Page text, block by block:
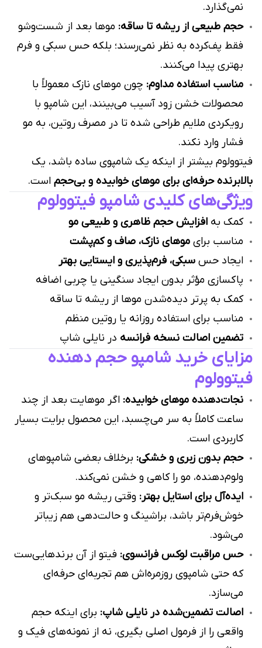
نمی‌گذارد.
حجم طبیعی از ریشه تا ساقه: موها بعد از شست‌وشو
فقط پف‌کرده به نظر نمی‌رسند؛ بلکه حس سبکی و فرم
بهتری پیدا می‌کنند.
مناسب استفاده مداوم: چون موهای نازک معمولاً با
محصولات خشن زود آسیب می‌بینند، این شامپو با
رویکردی ملایم طراحی شده تا در مصرف روتین، به مو
فشار وارد نکند.
فیتوولوم بیشتر از اینکه یک شامپوی ساده باشد، یک
بالابرنده حرفه‌ای برای موهای خوابیده و بی‌حجم است.
ویژگی‌های کلیدی شامپو فیتوولوم
کمک به افزایش حجم ظاهری و طبیعی مو
مناسب برای موهای نازک، صاف و کم‌پشت
ایجاد حس سبکی، فرم‌پذیری و ایستایی بهتر
پاکسازی مؤثر بدون ایجاد سنگینی یا چربی اضافه
کمک به پرتر دیده‌شدن موها از ریشه تا ساقه
مناسب برای استفاده روزانه یا روتین منظم
تضمین اصالت نسخه فرانسه در نایلی شاپ
مزایای خرید شامپو حجم دهنده
فیتوولوم
نجات‌دهنده موهای خوابیده: اگر موهایت بعد از چند
ساعت کاملاً به سر می‌چسبد، این محصول برایت بسیار
کاربردی است.
حجم بدون زبری و خشکی: برخلاف بعضی شامپوهای
ولوم‌دهنده، مو را کاهی و خشن نمی‌کند.
ایده‌آل برای استایل بهتر: وقتی ریشه مو سبک‌تر و
خوش‌فرم‌تر باشد، براشینگ و حالت‌دهی هم زیباتر
می‌شود.
حس مراقبت لوکس فرانسوی: فیتو از آن برندهایی‌ست
که حتی شامپوی روزمره‌اش هم تجربه‌ای حرفه‌ای
می‌سازد.
اصالت تضمین‌شده در نایلی شاپ: برای اینکه حجم
واقعی را از فرمول اصلی بگیری، نه از نمونه‌های فیک و